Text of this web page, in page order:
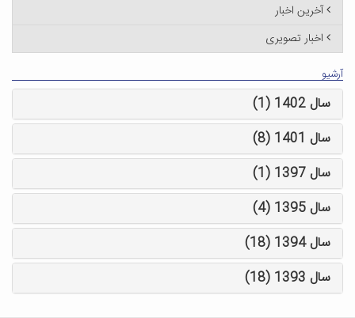
آخرین اخبار
اخبار تصویری
آرشیو
سال 1402 (1)
سال 1401 (8)
سال 1397 (1)
سال 1395 (4)
سال 1394 (18)
سال 1393 (18)